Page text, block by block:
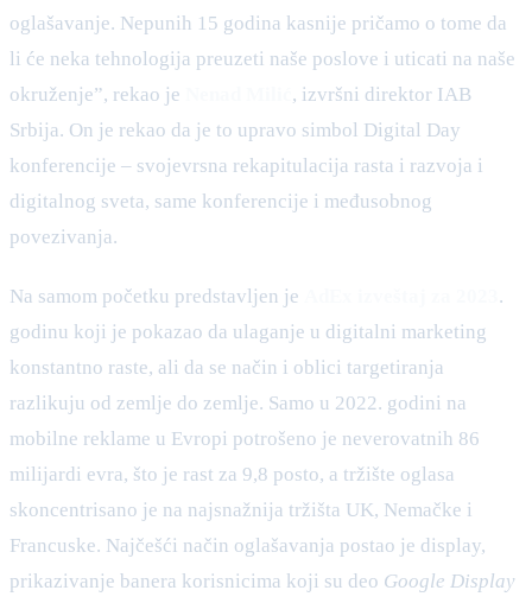
oglašavanje. Nepunih 15 godina kasnije pričamo o tome da
li će neka tehnologija preuzeti naše poslove i uticati na naše
okruženje”, rekao je
, izvršni direktor IAB
Srbija. On je rekao da je to upravo simbol Digital Day
konferencije – svojevrsna rekapitulacija rasta i razvoja i
digitalnog sveta, same konferencije i međusobnog
povezivanja.
Na samom početku predstavljen je
.
godinu koji je pokazao da ulaganje u digitalni marketing
konstantno raste, ali da se način i oblici targetiranja
razlikuju od zemlje do zemlje. Samo u 2022. godini na
mobilne reklame u Evropi potrošeno je neverovatnih 86
milijardi evra, što je rast za 9,8 posto, a tržište oglasa
skoncentrisano je na najsnažnija tržišta UK, Nemačke i
Francuske. Najčešći način oglašavanja postao je display,
prikazivanje banera korisnicima koji su deo Google Display